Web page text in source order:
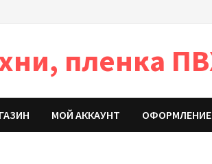
пленка
МОЙ АККАУНТ ОФОРМЛЕНИЕ